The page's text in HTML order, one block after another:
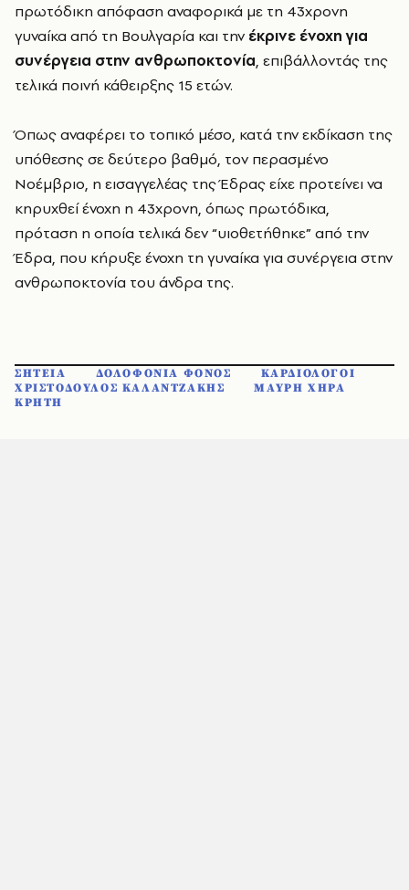
πρωτόδικη απόφαση αναφορικά με τη 43χρονη
γυναίκα από τη Βουλγαρία και την έκρινε ένοχη για
συνέργεια στην ανθρωποκτονία, επιβάλλοντάς της
τελικά ποινή κάθειρξης 15 ετών.
Όπως αναφέρει το τοπικό μέσο, κατά την εκδίκαση της
υπόθεσης σε δεύτερο βαθμό, τον περασμένο
Νοέμβριο, η εισαγγελέας της Έδρας είχε προτείνει να
κηρυχθεί ένοχη η 43χρονη, όπως πρωτόδικα,
πρόταση η οποία τελικά δεν “υιοθετήθηκε” από την
Έδρα, που κήρυξε ένοχη τη γυναίκα για συνέργεια στην
ανθρωποκτονία του άνδρα της.
ΣΗΤΕΙΑ ΔΟΛΟΦΟΝΙΑ ΦΟΝΟΣ
ΚΑΡΔΙΟΛΟΓΟΙ
ΧΡΙΣΤΟΔΟΥΛΟΣ ΚΑΛΑΝΤΖΑΚΗΣ
ΜΑΥΡΗ ΧΗΡΑ
ΚΡΗΤΗ